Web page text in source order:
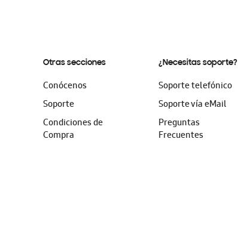
Otras secciones
Conócenos
Soporte
Condiciones de
Compra
¿Necesitas soporte?
Soporte telefónico
Soporte vía eMail
Preguntas
Frecuentes